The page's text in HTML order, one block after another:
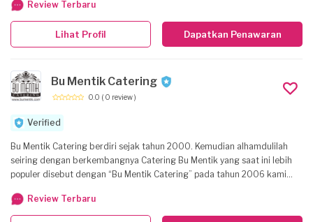
hygiene oleh Dinas Kesehatan , kami pastikan kualitas sajian kami lezat
dan higienis.
Review Terbaru
Dapatkan Penawaran
Lihat Profil
Bu Mentik Catering
0.0 ( 0 review )
Verified
Bu Mentik Catering berdiri sejak tahun 2000. Kemudian alhamdulilah
seiring dengan berkembangnya Catering Bu Mentik yang saat ini lebih
populer disebut dengan “Bu Mentik Catering” pada tahun 2006 kami
Yogyakarta guna mengembangkan kualitas pelayanan kami. Bu Mentik
Catering awalnya hanya fokus pada bisnis catering pernikahan dan
Review Terbaru